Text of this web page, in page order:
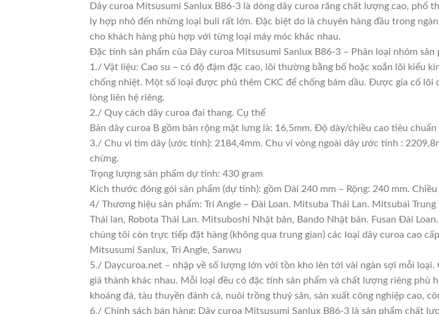
Dây curoa Mitsusumi Sanlux B86-3 là dòng dây curoa răng chất lượng cao, phổ
ly hợp nhỏ đến những loại buli rất lớn. Đặc biệt do là chuyên hàng đầu trong
cho khách hàng phù hợp với từng loại máy móc khác nhau.
Đặc tính sản phẩm của Dây curoa Mitsusumi Sanlux B86-3 – Phân loại nhóm sản
1./ Vật liệu: Cao su – có độ đậm đặc cao, lõi thường bằng bố hoặc xoắn lõi kiểu
chống nhiệt. Một số loại được phủ thêm CKC để chống bám dầu. Được gia cố
lòng liên hệ riêng.
2./ Quy cách dây curoa đai thang. Cụ thể
Bản dây curoa B gồm bản rộng mặt lưng là: 16,5mm. Độ dày/chiều cao tiêu
3./ Chu vi tim dây (ước tính): 2184,4mm. Chu vi vòng ngoài dây ước tính :
chừng.
Trọng lượng sản phẩm dự tính: 430 gram
Kích thước đóng gói sản phẩm (dự tính): gồm Dài 240 mm – Rộng: 240 mm.
4/ Thương hiệu sản phẩm: Tri Angle – Đài Loan. Mitsuba Thái Lan. Mitsubai
Thái lan, Robota Thái Lan. Mitsuboshi Nhật bản, Bando Nhật bản. Fusan Đài
chúng tôi còn trực tiếp đặt hàng (không qua trung gian) các loại dây curoa cao
Mitsusumi Sanlux, Tri Angle, Sanwu
5./ Daycuroa.net – nhập về số lượng lớn với tồn kho lên tới vài ngàn sợi mỗi
giá thành khác nhau. Mỗi loại đều có đặc tính sản phẩm và chất lượng riêng phù
khoáng đá, tàu thuyền đánh cá, nuôi trồng thuỷ sản, sản xuất công nghiệp cao,
6./ Chính sách bán hàng: Dây curoa Mitsusumi Sanlux B86-3 là sản phẩm chất